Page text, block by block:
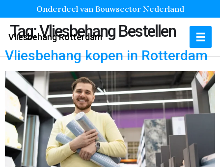
Onderdeel van Bouwsector Nederland
Vliesbehang Rotterdam
Tag:Vliesbehang Bestellen
Vliesbehang kopen in Rotterdam